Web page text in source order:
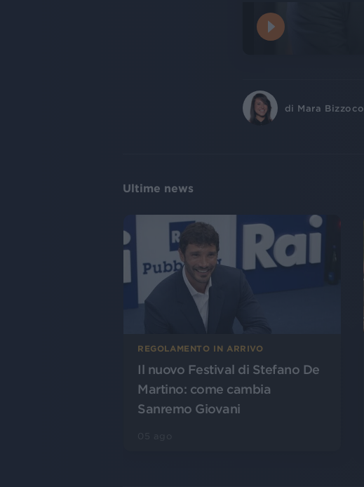
di Mara Bizzoco
Ultime news
REGOLAMENTO IN ARRIVO
Il nuovo Festival di Stefano De
Martino: come cambia
Sanremo Giovani